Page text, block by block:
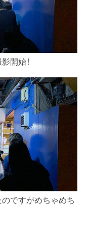
開始！
ですがめちゃめち